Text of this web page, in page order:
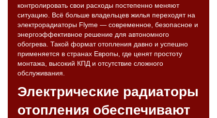
контролировать свои расходы постепенно меняют
ситуацию. Всё больше владельцев жилья переходят на
электрорадиаторы Flyme — современное, безопасное и
энергоэффективное решение для автономного
обогрева. Такой формат отопления давно и успешно
применяется в странах Европы, где ценят простоту
монтажа, высокий КПД и отсутствие сложного
обслуживания.
Электрические радиаторы
отопления обеспечивают